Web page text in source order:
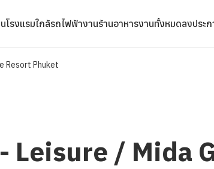
โรงแรมใกล้รถไฟฟ้างานร้านอาหารงานทั้งหมดลงประ
Resort Phuket
/ Mida